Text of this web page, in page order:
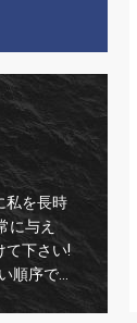
私を長時
に与え
て下さい!
よび非